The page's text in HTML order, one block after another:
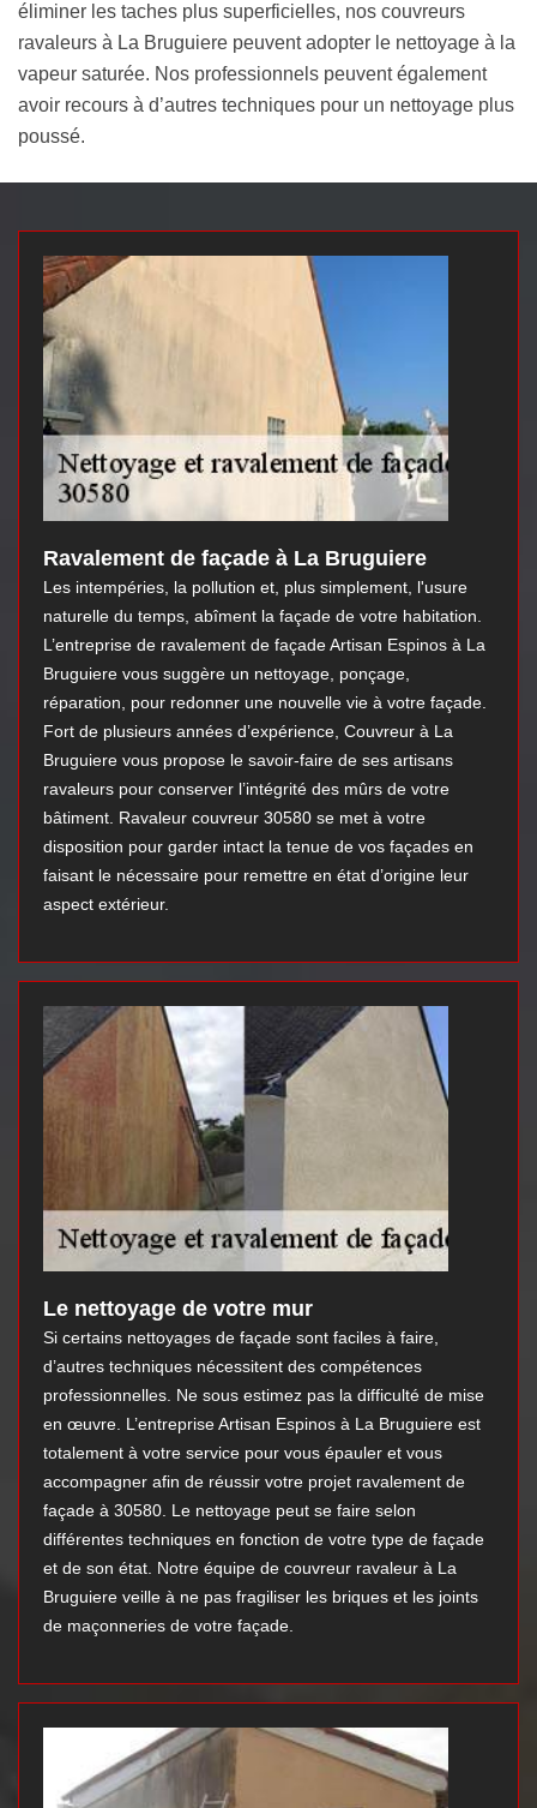
éliminer les taches plus superficielles, nos couvreurs
ravaleurs à La Bruguiere peuvent adopter le nettoyage à la
vapeur saturée. Nos professionnels peuvent également
avoir recours à d’autres techniques pour un nettoyage plus
poussé.
Ravalement de façade à La Bruguiere
Les intempéries, la pollution et, plus simplement, l'usure
naturelle du temps, abîment la façade de votre habitation.
L’entreprise de ravalement de façade Artisan Espinos à La
Bruguiere vous suggère un nettoyage, ponçage,
réparation, pour redonner une nouvelle vie à votre façade.
Fort de plusieurs années d’expérience, Couvreur à La
Bruguiere vous propose le savoir-faire de ses artisans
ravaleurs pour conserver l’intégrité des mûrs de votre
bâtiment. Ravaleur couvreur 30580 se met à votre
disposition pour garder intact la tenue de vos façades en
faisant le nécessaire pour remettre en état d’origine leur
aspect extérieur.
Le nettoyage de votre mur
Si certains nettoyages de façade sont faciles à faire,
d’autres techniques nécessitent des compétences
professionnelles. Ne sous estimez pas la difficulté de mise
en œuvre. L’entreprise Artisan Espinos à La Bruguiere est
totalement à votre service pour vous épauler et vous
accompagner afin de réussir votre projet ravalement de
façade à 30580. Le nettoyage peut se faire selon
différentes techniques en fonction de votre type de façade
et de son état. Notre équipe de couvreur ravaleur à La
Bruguiere veille à ne pas fragiliser les briques et les joints
de maçonneries de votre façade.